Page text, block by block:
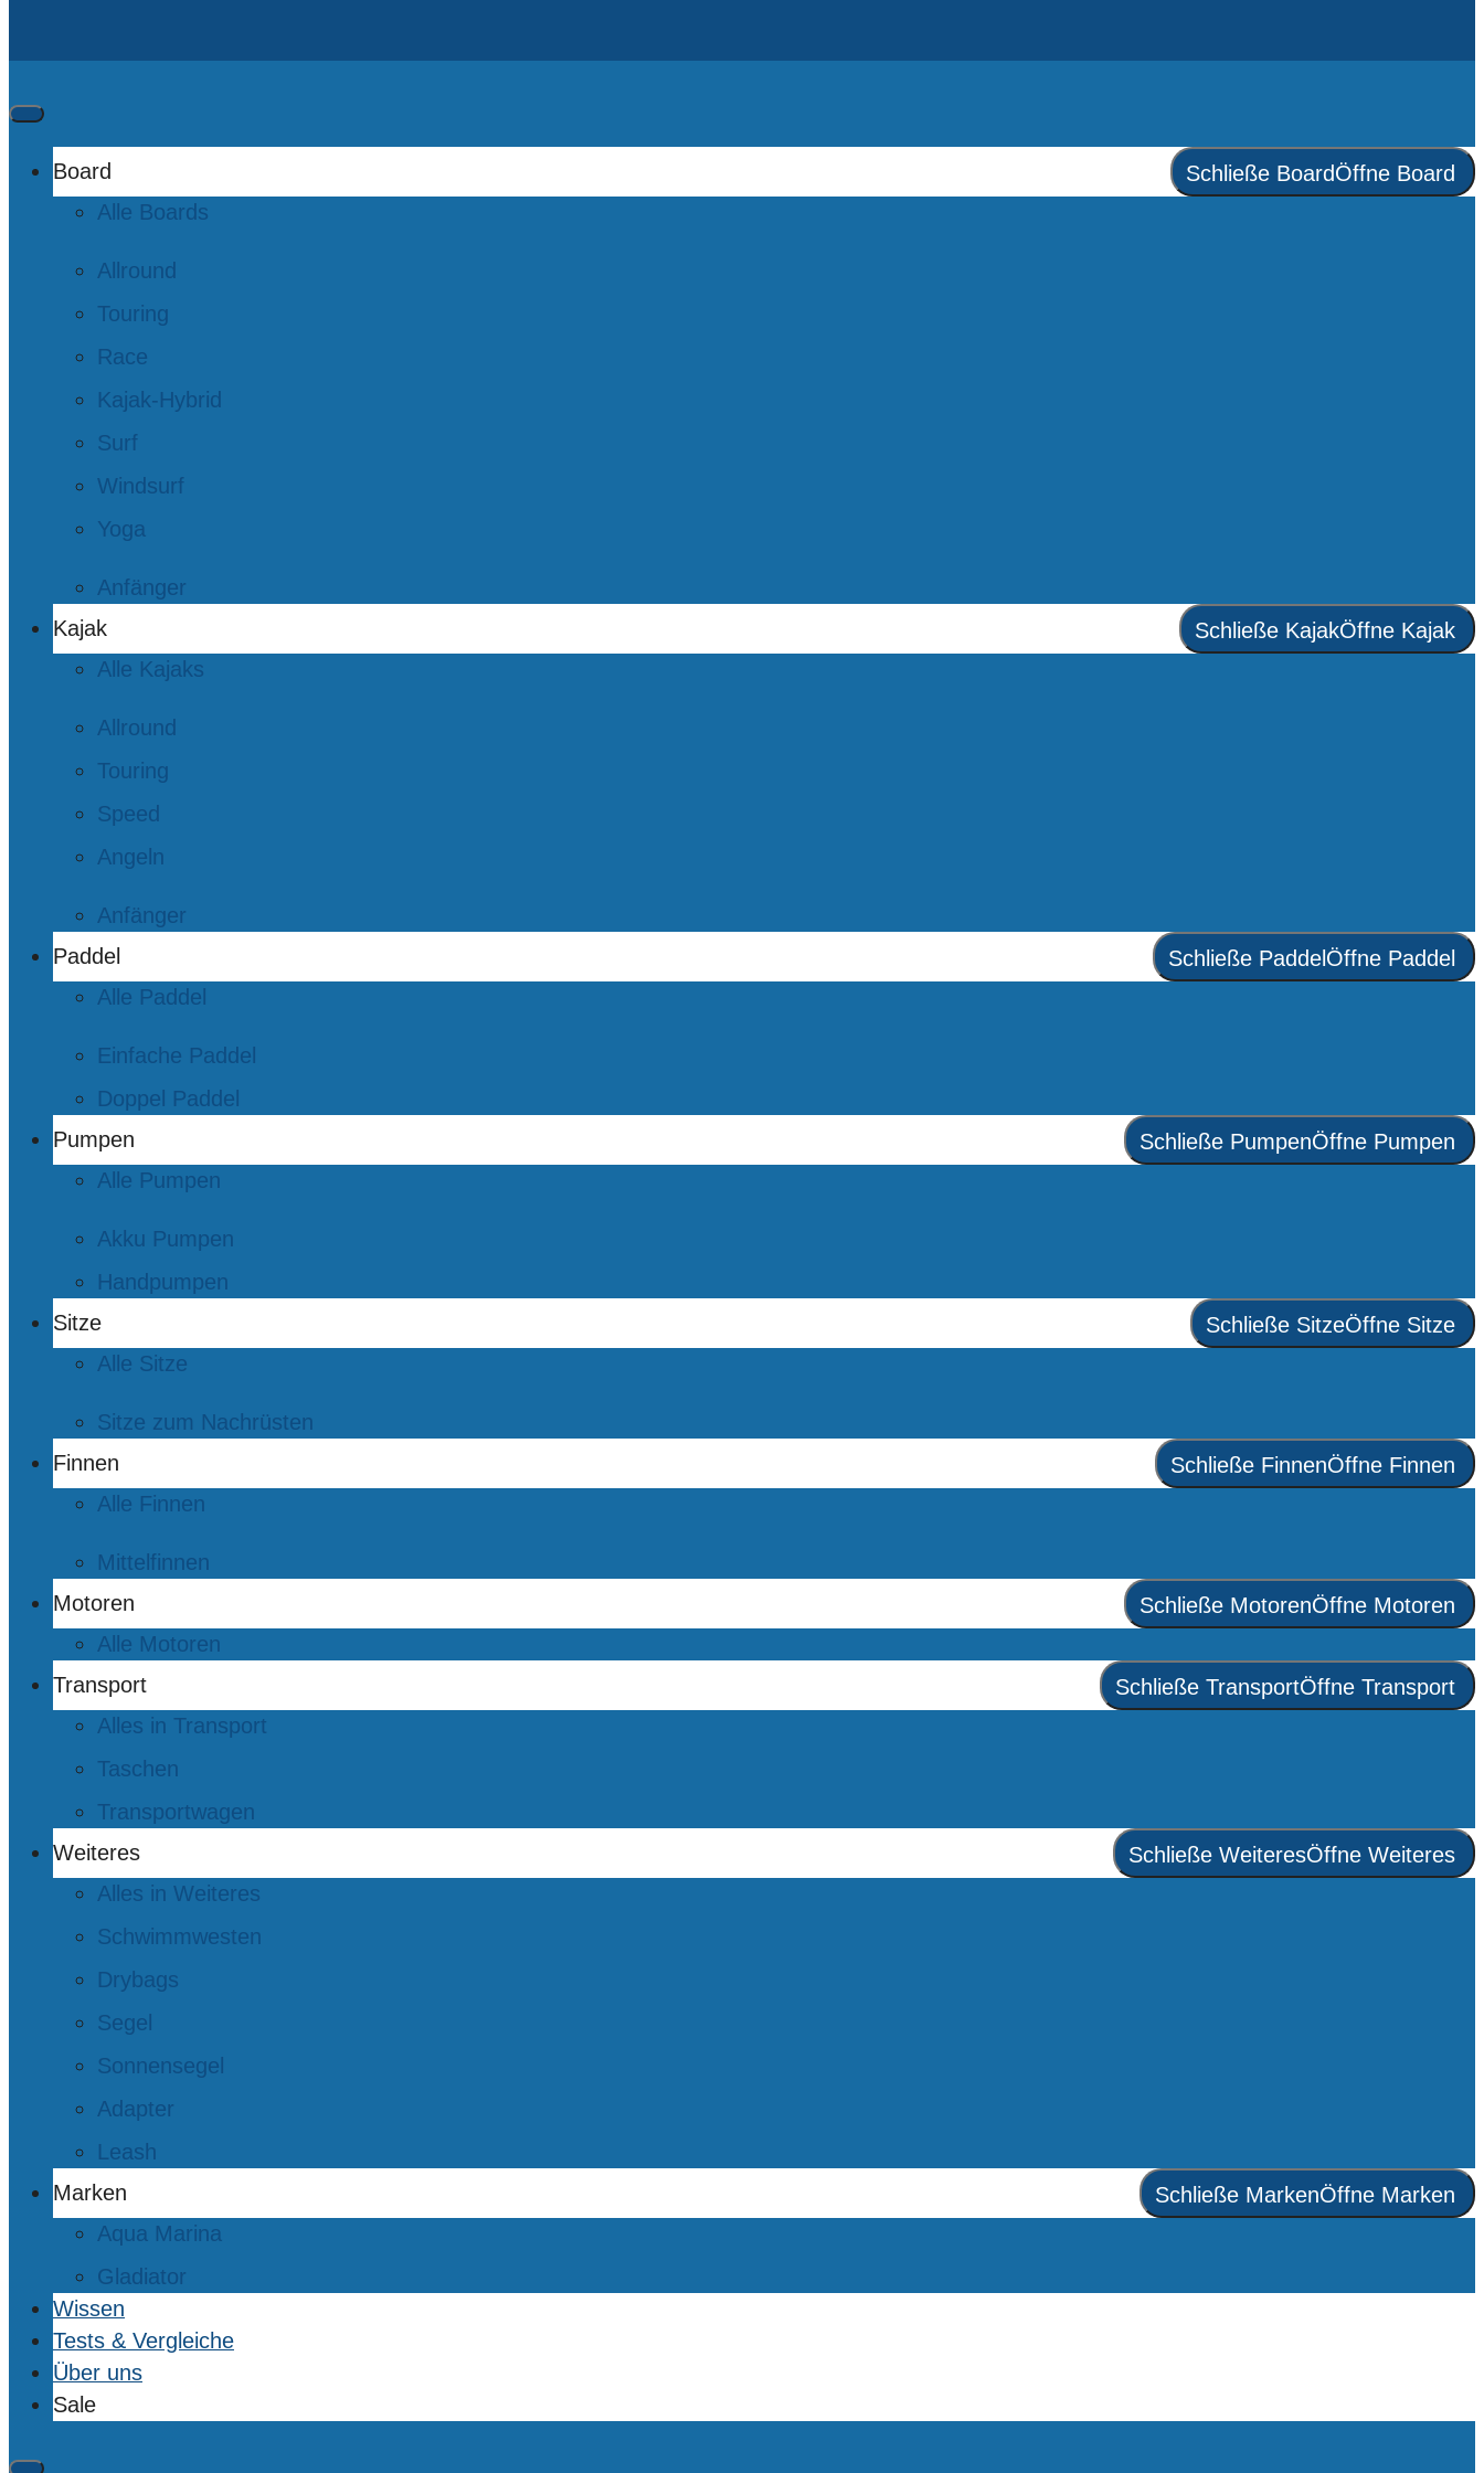
Board Schließe BoardÖffne Board
Alle Boards
Allround
Touring
Race
Kajak-Hybrid
Surf
Windsurf
Yoga
Anfänger
Kajak
Schließe KajakÖffne Kajak
Alle Kajaks
Allround
Touring
Speed
Angeln
Anfänger
Paddel
Schließe Paddel Öffne Paddel
Alle Paddel
Einfache Paddel
Doppel Paddel
Pumpen
Schließe PumpenÖffne Pumpen
Alle Pumpen
Akku Pumpen
Handpumpen
Sitze
Schließe SitzeÖffne Sitze
Alle Sitze
Sitze zum Nachrüsten
Finnen
Schließe FinnenÖffne Finnen
Alle Finnen
Mittelfinnen
Motoren
Schließe MotorenÖffne Motoren
Alle Motoren
Transport
Schließe TransportÖffne Transport
Alles in Transport
Taschen
Transportwagen
Weiteres
Schließe WeiteresÖffne Weiteres
Alles in Weiteres
Schwimmwesten
Drybags
Segel
Sonnensegel
Adapter
Leash
Marken
Schließe MarkenÖffne Marken
Aqua Marina
Gladiator
Wissen
Tests & Vergleiche
Über uns
Sale